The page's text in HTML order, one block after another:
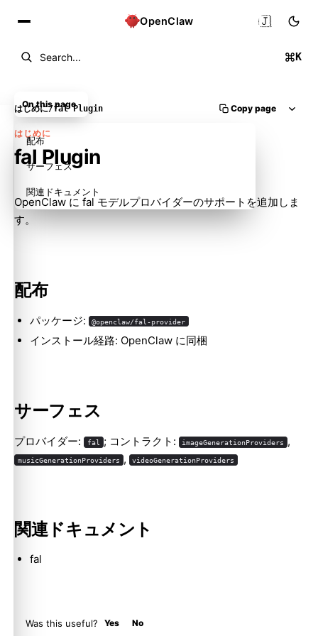
OpenClaw
Search... K
🇯🇵
はじめに/fal Plugin Copy page
はじめに
fal Plugin
OpenClaw に fal モデルプロバイダーのサポートを追加しま
す。
配布
パッケージ: @openclaw/fal-provider
インストール経路: OpenClaw に同梱
サーフェス
プロバイダー: fal ; コントラクト: imageGenerationProviders ,
musicGenerationProviders , videoGenerationProviders
関連ドキュメント
fal
Was this useful? Yes No
On this page
配布
サーフェス
関連ドキュメント